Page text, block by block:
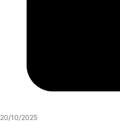
20/10/2025